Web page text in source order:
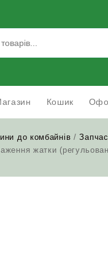
Кошик
до комбайнів /
жатки